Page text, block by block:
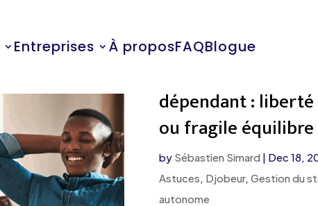
Entreprises À proposFAQBlogue
dépendant :
ou fragile équilibre
by Sébastien Simard | Dec 18,
Astuces, Djobeur, Gestion du
autonome